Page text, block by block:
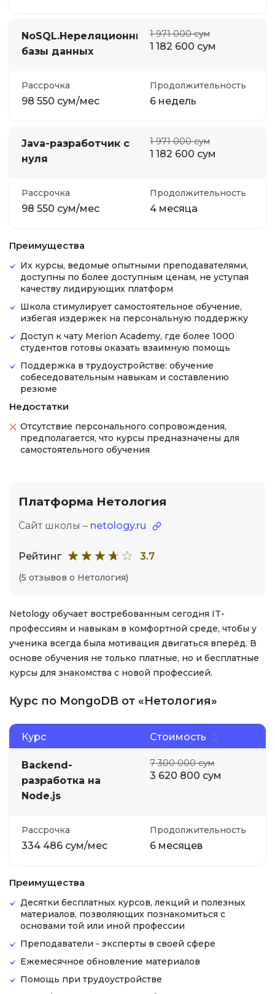
NoSQL.Нереляционные
базы данных
1 971 000 сум
1 182 600 сум
Рассрочка
98 550 сум/мес
Продолжительность
6 недель
Java-разработчик с
нуля
1 971 000 сум
1 182 600 сум
Рассрочка
98 550 сум/мес
Продолжительность
4 месяца
Преимущества
Их курсы, ведомые опытными преподавателями,
доступны по более доступным ценам, не уступая
качеству лидирующих платформ
Школа стимулирует самостоятельное обучение,
избегая издержек на персональную поддержку
Доступ к чату Merion Academy, где более 1000
студентов готовы оказать взаимную помощь
Поддержка в трудоустройстве: обучение
собеседовательным навыкам и составлению
резюме
Недостатки
Отсутствие персонального сопровождения,
предполагается, что курсы предназначены для
самостоятельного обучения
Платформа Нетология
Сайт школы – netology.ru
Рейтинг 3.7
(5 отзывов о Нетология)
Netology обучает востребованным сегодня IT-
профессиям и навыкам в комфортной среде, чтобы у
ученика всегда была мотивация двигаться вперёд. В
основе обучения не только платные, но и бесплатные
курсы для знакомства с новой профессией.
Курс по MongoDB от «Нетология»
Курс Стоимость
Backend-
разработка на
Node.js
7 300 000 сум
3 620 800 сум
Рассрочка
334 486 сум/мес
Продолжительность
6 месяцев
Преимущества
Десятки бесплатных курсов, лекций и полезных
материалов, позволяющих познакомиться с
основами той или иной профессии
Преподаватели - эксперты в своей сфере
Ежемесячное обновление материалов
Помощь при трудоустройстве